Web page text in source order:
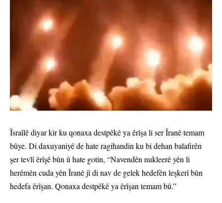
Îsraîlê diyar kir ku qonaxa destpêkê ya êrîşa li ser Îranê temam
bûye. Di daxuyaniyê de hate ragihandin ku bi dehan balafirên
şer tevlî êrîşê bûn û hate gotin, “Navendên nukleerê yên li
herêmên cuda yên Îranê jî di nav de gelek hedefên leşkerî bûn
hedefa êrîşan. Qonaxa destpêkê ya êrîşan temam bû.”